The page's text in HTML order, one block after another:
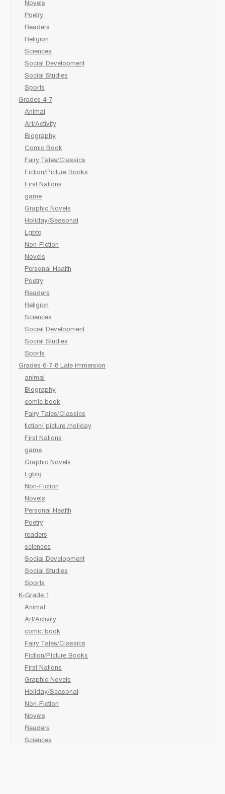
Novels
Poetry
Readers
Religion
Sciences
Social Development
Social Studies
Sports
Grades 4-7
Animal
Art/Activity
Biography
Comic Book
Fairy Tales/Classics
Fiction/Picture Books
First Nations
game
Graphic Novels
Holiday/Seasonal
Lgbtq
Non-Fiction
Novels
Personal Health
Poetry
Readers
Religion
Sciences
Social Development
Social Studies
Sports
Grades 6-7-8 Late immersion
animal
Biography
comic book
Fairy Tales/Classics
fiction/ picture /holiday
First Nations
game
Graphic Novels
Lgbtq
Non-Fiction
Novels
Personal Health
Poetry
readers
sciences
Social Development
Social Studies
Sports
K-Grade 1
Animal
Art/Activity
comic book
Fairy Tales/Classics
Fiction/Picture Books
First Nations
Graphic Novels
Holiday/Seasonal
Non-Fiction
Novels
Readers
Sciences